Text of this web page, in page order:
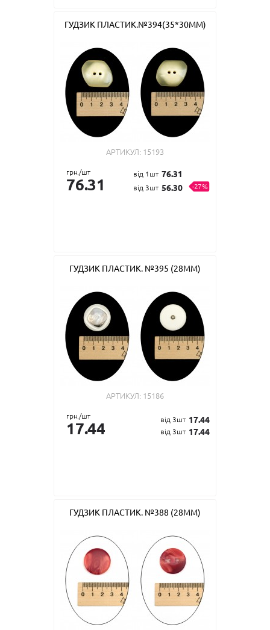
ГУДЗИК ПЛАСТИК.№394(35*30ММ)
АРТИКУЛ: 15193
грн./шт
76.31
від 1шт 76.31
від 3шт 56.30 -27%
ГУДЗИК ПЛАСТИК. №395 (28ММ)
АРТИКУЛ: 15186
грн./шт
17.44 від 3шт 17.44
від 3шт 17.44
ГУДЗИК ПЛАСТИК. №388 (28ММ)